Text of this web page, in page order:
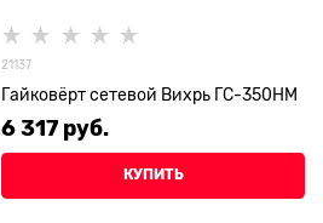
21137
Гайковёрт сетевой Вихрь ГС-350НМ
6 317 руб.
КУПИТЬ